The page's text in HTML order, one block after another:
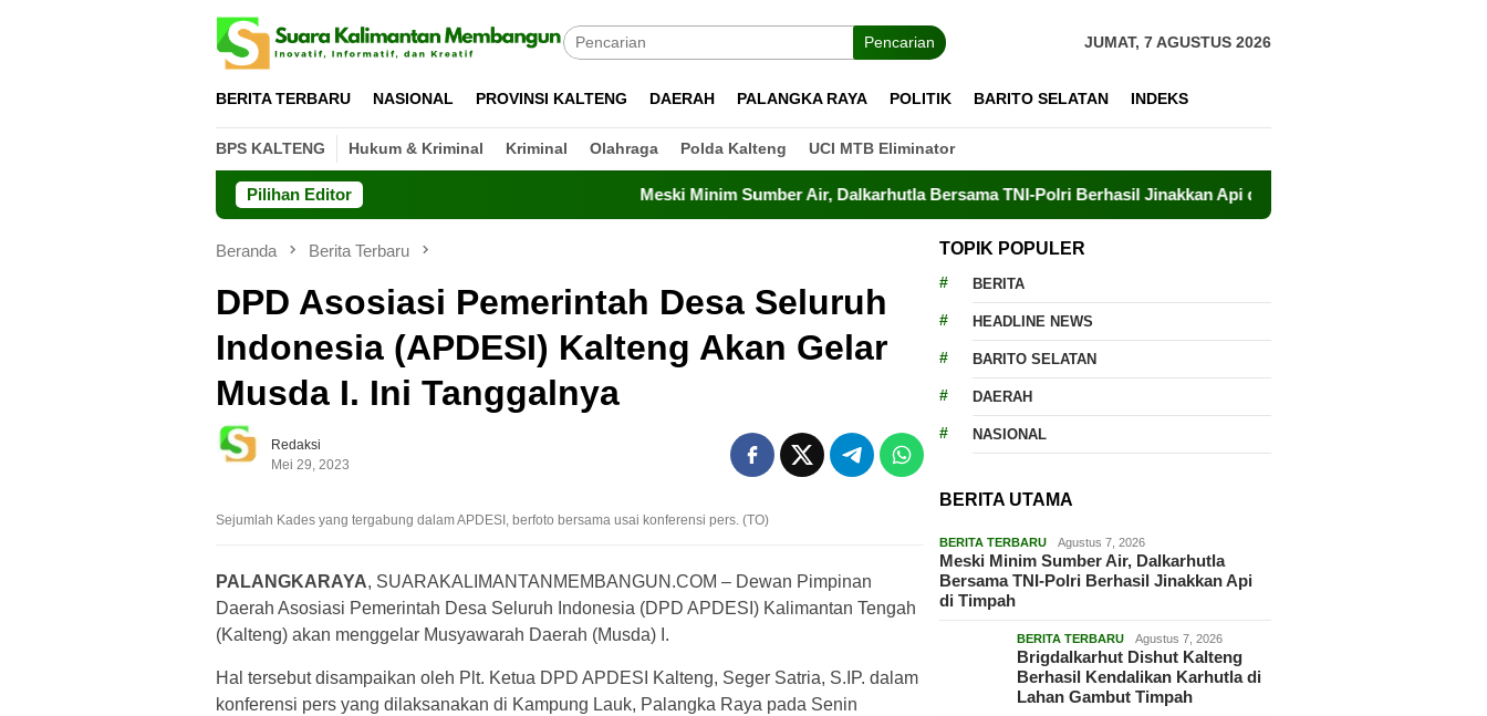
Pencarian JUMAT, 7 AGUSTUS 2026
BERITA TERBARU NASIONAL PROVINSI KALTENG DAERAH PALANGKA RAYA POLITIK BARITO SELATAN INDEKS
BPS KALTENG Hukum & Kriminal Kriminal Olahraga Polda Kalteng UCI MTB Eliminator
Pilihan Editor Meski Minim Sumber Air, Dalkarhutla Bersama TNI-Polri Berhasil Jinakkan Api di Timpah
Beranda Berita Terbaru
DPD Asosiasi Pemerintah Desa Seluruh
Indonesia (APDESI) Kalteng Akan Gelar
Musda I. Ini Tanggalnya
Redaksi
Mei 29, 2023
Sejumlah Kades yang tergabung dalam APDESI, berfoto bersama usai konferensi pers. (TO)
PALANGKARAYA, SUARAKALIMANTANMEMBANGUN.COM – Dewan Pimpinan
Daerah Asosiasi Pemerintah Desa Seluruh Indonesia (DPD APDESI) Kalimantan Tengah
(Kalteng) akan menggelar Musyawarah Daerah (Musda) I.
Hal tersebut disampaikan oleh Plt. Ketua DPD APDESI Kalteng, Seger Satria, S.IP. dalam
konferensi pers yang dilaksanakan di Kampung Lauk, Palangka Raya pada Senin
TOPIK POPULER
BERITA
HEADLINE NEWS
BARITO SELATAN
DAERAH
NASIONAL
BERITA UTAMA
BERITA TERBARU Agustus 7, 2026
Meski Minim Sumber Air, Dalkarhutla
Bersama TNI-Polri Berhasil Jinakkan Api
di Timpah
BERITA TERBARU Agustus 7, 2026
Brigdalkarhut Dishut Kalteng
Berhasil Kendalikan Karhutla di
Lahan Gambut Timpah